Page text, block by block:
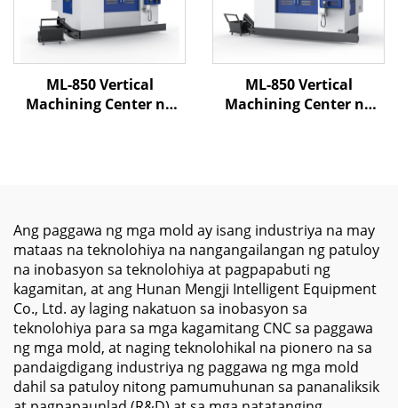
ML-850 Vertical
Machining Center na
ML-850 Vertical
Machining Center na
ng Mold at Metal
Ang paggawa ng mga mold ay isang industriya na may
mataas na teknolohiya na nangangailangan ng patuloy
na inobasyon sa teknolohiya at pagpapabuti ng
kagamitan, at ang Hunan Mengji Intelligent Equipment
Co., Ltd. ay laging nakatuon sa inobasyon sa
teknolohiya para sa mga kagamitang CNC sa paggawa
ng mga mold, at naging teknolohikal na pionero na sa
pandaigdigang industriya ng paggawa ng mga mold
dahil sa patuloy nitong pamumuhunan sa pananaliksik